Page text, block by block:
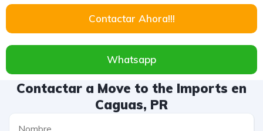
Contactar Ahora!!!
Whatsapp
Contactar a Move to the Imports en
Caguas, PR